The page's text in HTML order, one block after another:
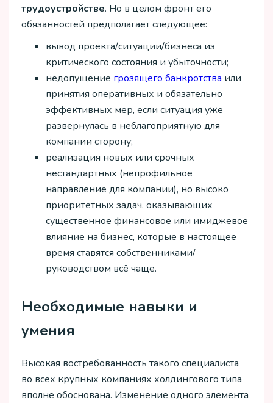
трудоустройстве. Но в целом фронт его
обязанностей предполагает следующее:
вывод проекта/ситуации/бизнеса из
критического состояния и убыточности;
недопущение грозящего банкротства или
принятия оперативных и обязательно
эффективных мер, если ситуация уже
развернулась в неблагоприятную для
компании сторону;
реализация новых или срочных
нестандартных (непрофильное
направление для компании), но высоко
приоритетных задач, оказывающих
существенное финансовое или имиджевое
влияние на бизнес, которые в настоящее
время ставятся собственниками/
руководством всё чаще.
Необходимые навыки и
умения
Высокая востребованность такого специалиста
во всех крупных компаниях холдингового типа
вполне обоснована. Изменение одного элемента